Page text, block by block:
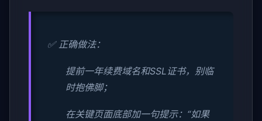
✅ 正确做法：
提前一年续费域名和SSL证书，别临
时抱佛脚；
在关键页面底部加一句提示：“如果